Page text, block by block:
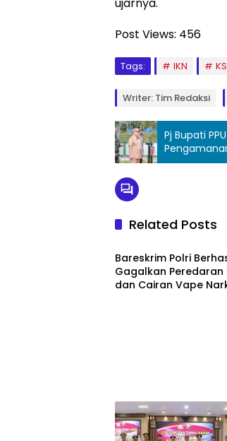
Post Views: 456
Tags: IKN
Writer: Tim Redaksi
Pj Bupati
Related Posts
Hukum & Peristiwa
Bareskrim Polri
Gagalkan Peredaran
dan Cairan Vape